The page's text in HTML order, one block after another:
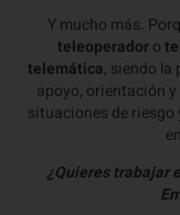
Y mucho más.
teleoperadoro
telemática, siendo la
apoyo, orientación
situaciones de
¿Quieres trabajar